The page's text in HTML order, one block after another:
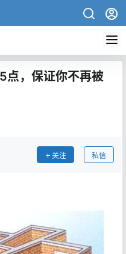
点，保证你不再被
关注 私信